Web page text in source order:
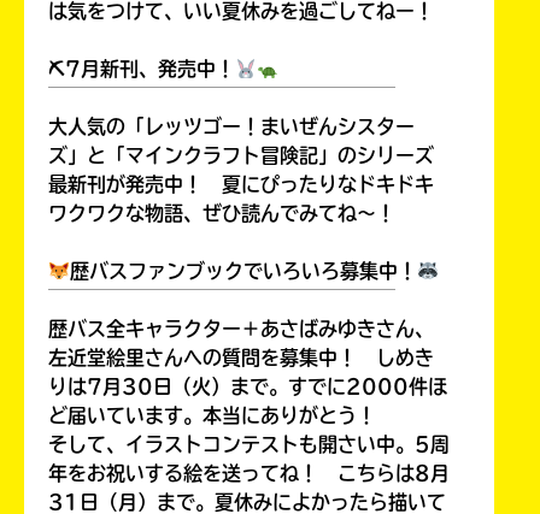
は気をつけて、いい夏休みを過ごしてねー！
⛏7月新刊、発売中！
大人気の「レッツゴー！まいぜんシスター
ズ」と「マインクラフト冒険記」のシリーズ
最新刊が発売中！ 夏にぴったりなドキドキ
ワクワクな物語、ぜひ読んでみてね～！
歴バスファンブックでいろいろ募集中！
歴バス全キャラクター＋あさばみゆきさん、
左近堂絵里さんへの質問を募集中！ しめき
りは7月30日（火）まで。すでに2000件ほ
ど届いています。本当にありがとう！
そして、イラストコンテストも開さい中。5周
年をお祝いする絵を送ってね！ こちらは8月
31日（月）まで。夏休みによかったら描いて